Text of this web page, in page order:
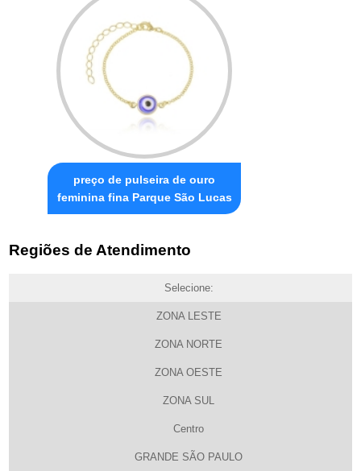
preço de pulseira de ouro
feminina fina Parque São Lucas
Regiões de Atendimento
Selecione:
ZONA LESTE
ZONA NORTE
ZONA OESTE
ZONA SUL
Centro
GRANDE SÃO PAULO